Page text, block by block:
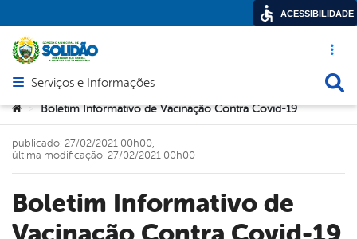
Acesso
Abrir menu principal de navegação
Serviços e Informações
Você está aqui:
> Boletim Informativo de Vacinação Contra Covid-19
Boletim Informativo de
publicado: 27/02/2021 00h00,
última modificação: 27/02/2021 00h00
ACESSIBILIDADE